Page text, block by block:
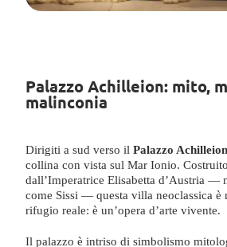
Palazzo Achilleion: mito,
malinconia
Dirigiti a sud verso ilPalazzo Achilleion
collina con vista sul Mar Ionio.
dall’Imperatrice Elisabetta d’Austria —
come Sissi — questa villa neoclassica è
rifugio reale: è un’opera d’arte vivente.
Il palazzo è intriso di simbolismo